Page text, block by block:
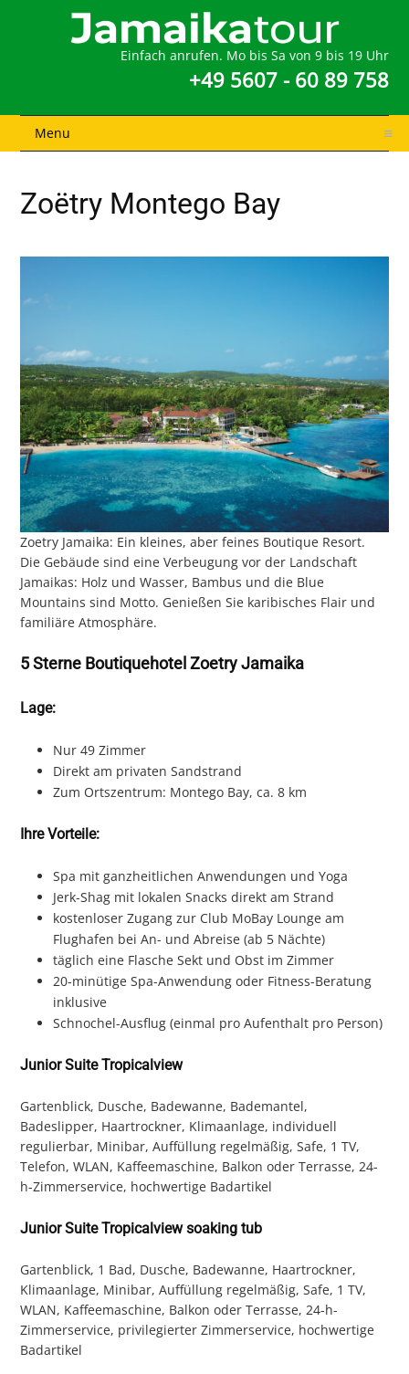
Einfach anrufen. Mo bis Sa von 9 bis 19 Uhr
+49 5607 - 60 89 758
Menu
Zoëtry Montego Bay
Zoetry Jamaika: Ein kleines, aber feines Boutique Resort.
Die Gebäude sind eine Verbeugung vor der Landschaft
Jamaikas: Holz und Wasser, Bambus und die Blue
Mountains sind Motto. Genießen Sie karibisches Flair und
familiäre Atmosphäre.
5 Sterne Boutiquehotel Zoetry Jamaika
Lage:
Nur 49 Zimmer
Direkt am privaten Sandstrand
Zum Ortszentrum: Montego Bay, ca. 8 km
Ihre Vorteile:
Spa mit ganzheitlichen Anwendungen und Yoga
Jerk-Shag mit lokalen Snacks direkt am Strand
kostenloser Zugang zur Club MoBay Lounge am
Flughafen bei An- und Abreise (ab 5 Nächte)
täglich eine Flasche Sekt und Obst im Zimmer
20-minütige Spa-Anwendung oder Fitness-Beratung
inklusive
Schnochel-Ausflug (einmal pro Aufenthalt pro Person)
Junior Suite Tropicalview
Gartenblick, Dusche, Badewanne, Bademantel,
Badeslipper, Haartrockner, Klimaanlage, individuell
regulierbar, Minibar, Auffüllung regelmäßig, Safe, 1 TV,
Telefon, WLAN, Kaffeemaschine, Balkon oder Terrasse, 24-
h-Zimmerservice, hochwertige Badartikel
Junior Suite Tropicalview soaking tub
Gartenblick, 1 Bad, Dusche, Badewanne, Haartrockner,
Klimaanlage, Minibar, Auffüllung regelmäßig, Safe, 1 TV,
WLAN, Kaffeemaschine, Balkon oder Terrasse, 24-h-
Zimmerservice, privilegierter Zimmerservice, hochwertige
Badartikel